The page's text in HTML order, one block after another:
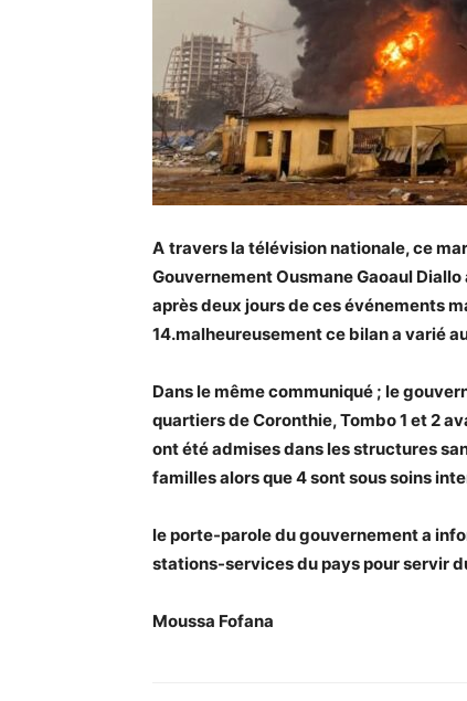
A travers la télévision nationale, ce
Gouvernement Ousmane Gaoaul
après deux jours de ces événements
14.malheureusement ce bilan a varié
Dans le même communiqué ; le
quartiers de Coronthie, Tombo 1 et 2
ont été admises dans les structures
familles alors que 4 sont sous soins
le porte-parole du gouvernement a
stations-services du pays pour servir
Moussa Fofana